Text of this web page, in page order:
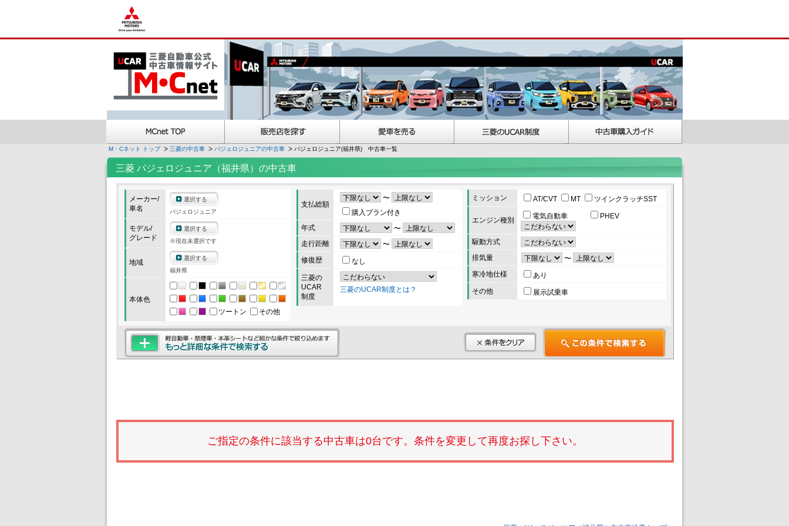
M・Cネット トップ 三菱の中古車 パジェロジュニアの中古車 パジェロジュニア(福井県) 中古車一覧
三菱 パジェロジュニア（福井県）の中古車
メーカー/
車名
選択する
パジェロジュニア
モデル/
グレード
選択する
※現在未選択です
地域
選択する
福井県
本体色
ツートン
その他
支払総額
〜
購入プラン付き
年式
〜
走行距離
〜
修復歴
なし
三菱の
UCAR
制度
三菱のUCAR制度とは？
ミッション AT/CVT MT ツインクラッチSST
エンジン種別 電気自動車 PHEV
駆動方式
排気量
〜
寒冷地仕様
あり
その他
展示試乗車
ご指定の条件に該当する中古車は0台です。条件を変更して再度お探し下さい。